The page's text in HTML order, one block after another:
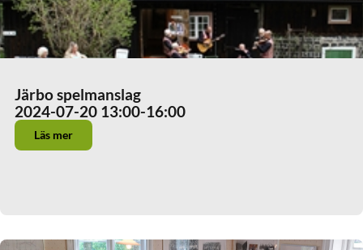
Järbo spelmanslag
2024-07-20 13:00-16:00
Läs mer